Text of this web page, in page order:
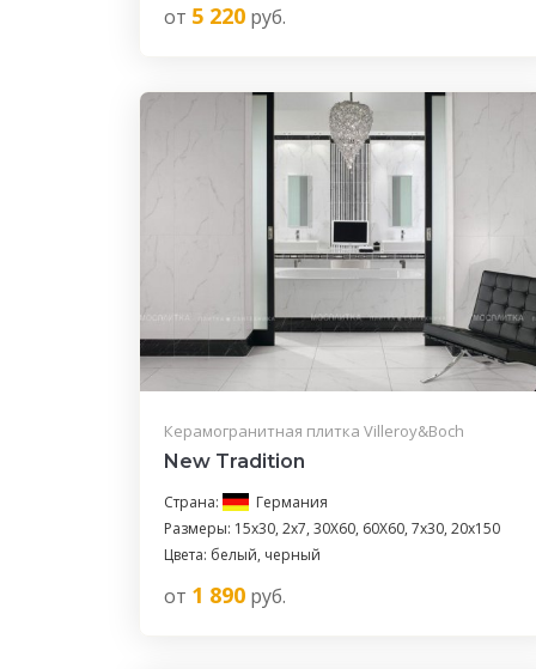
от 5 220 руб.
Керамогранитная плитка Villeroy&Boch
New Tradition
Страна:
Германия
Размеры: 15х30, 2x7, 30X60, 60X60, 7х30, 20x150
Цвета: белый, черный
от 1 890 руб.